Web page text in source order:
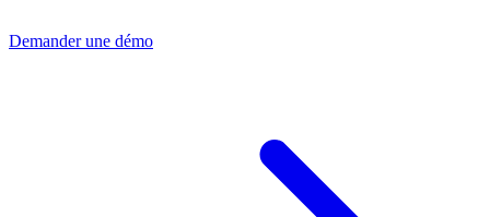
Demander une démo